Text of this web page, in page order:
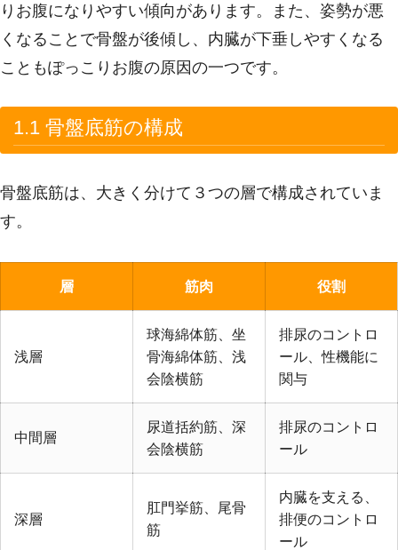
りお腹になりやすい傾向があります。また、姿勢が悪
くなることで骨盤が後傾し、内臓が下垂しやすくなる
こともぽっこりお腹の原因の一つです。
1.1 骨盤底筋の構成
骨盤底筋は、大きく分けて３つの層で構成されていま
す。
層 筋肉 役割
浅層
球海綿体筋、坐
骨海綿体筋、浅
会陰横筋
排尿のコントロ
ール、性機能に
関与
中間層
尿道括約筋、深
会陰横筋
排尿のコントロ
ール
深層
肛門挙筋、尾骨
筋
内臓を支える、
排便のコントロ
ール